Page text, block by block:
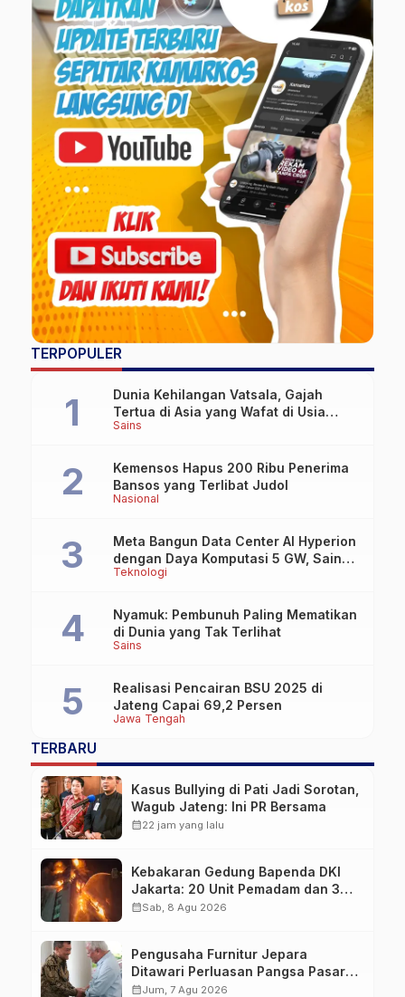
TERPOPULER
Sains
Dunia Kehilangan Vatsala, Gajah
Tertua di Asia yang Wafat di Usia
Lebih dari 100 Tahun
Nasional
Kemensos Hapus 200 Ribu Penerima
Bansos yang Terlibat Judol
Teknologi
Meta Bangun Data Center AI Hyperion
dengan Daya Komputasi 5 GW, Saingi
OpenAI dan Google
Sains
Nyamuk: Pembunuh Paling Mematikan
di Dunia yang Tak Terlihat
Jawa Tengah
Realisasi Pencairan BSU 2025 di
Jateng Capai 69,2 Persen
TERBARU
Kasus Bullying di Pati Jadi Sorotan,
Wagub Jateng: Ini PR Bersama
calendar_month22 jam yang lalu
Kebakaran Gedung Bapenda DKI
Jakarta: 20 Unit Pemadam dan 3
Bronto Skylift Dikerahkan, Angin
calendar_monthSab, 8 Agu 2026
Pengusaha Furnitur Jepara
Ditawari Perluasan Pangsa Pasar
Hingga ke IKN
calendar_monthJum, 7 Agu 2026